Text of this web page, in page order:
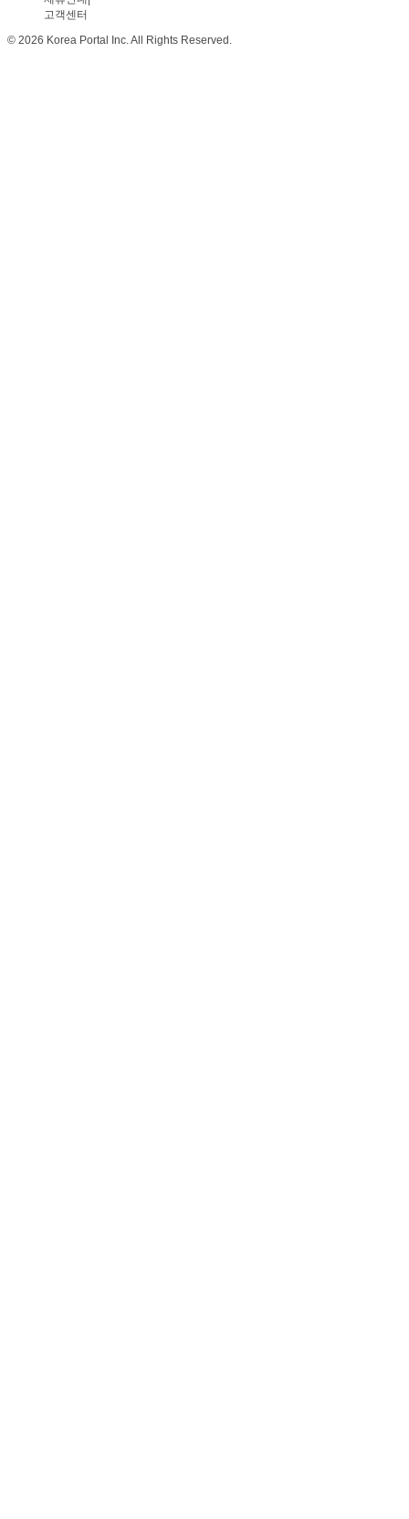
고객센터
© 2026 Korea Portal Inc. All Rights Reserved.